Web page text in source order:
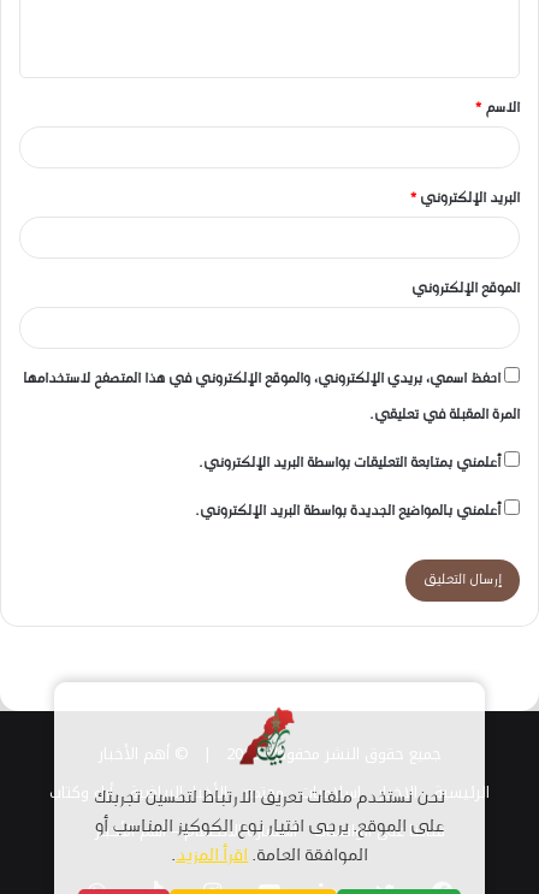
ق
*
الاسم *
البريد الإلكتروني *
الموقع الإلكتروني
احفظ اسمي، بريدي الإلكتروني، والموقع الإلكتروني في هذا المتصفح لاستخدامها
المرة المقبلة في تعليقي.
أعلمني بمتابعة التعليقات بواسطة البريد الإلكتروني.
أعلمني بالمواضيع الجديدة بواسطة البريد الإلكتروني.
جميع حقوق النشر محفوظة 2026 |
الرئيسية
الاخبار اسلاميات مجتمع الأخبار الرياضية أراء وكتاب
قناتنا على الواتساب استمارة الانضمام – أهم الأخبار
نحن نستخدم ملفات تعريف الارتباط لتحسين تجربتك
على الموقع. يرجى اختيار نوع الكوكيز المناسب أو
الموافقة العامة.اقرأ المزيد.